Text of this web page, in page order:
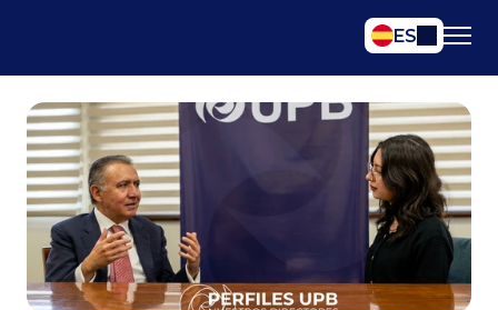
Select Language
ES